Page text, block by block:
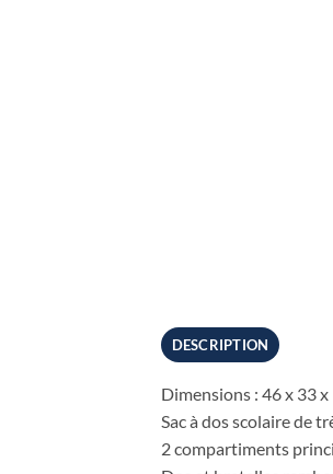
DESCRIPTION
Dimensions : 46 x 33 x
Sac à dos scolaire de
2 compartiments